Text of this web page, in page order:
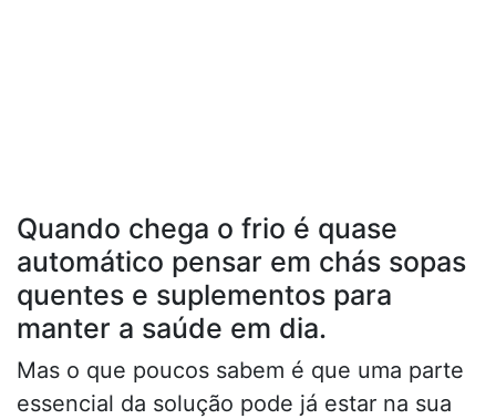
Quando chega o frio é quase
automático pensar em chás sopas
quentes e suplementos para
manter a saúde em dia.
Mas o que poucos sabem é que uma parte
essencial da solução pode já estar na sua